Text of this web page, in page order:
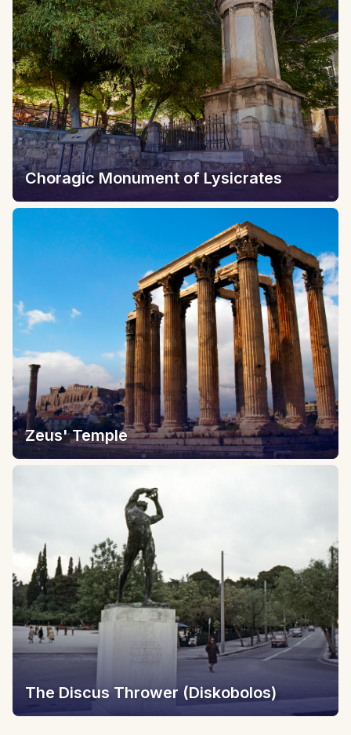
Choragic Monument of Lysicrates
Zeus' Temple
The Discus Thrower (Diskobolos)